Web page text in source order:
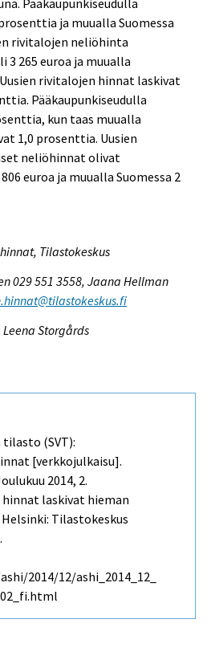
Pääkaupunkiseudulla
ja muualla Suomessa
rivitalojen neliöhinta
3 265 euroa ja muualla
Uusien rivitalojen hinnat laskivat
Pääkaupunkiseudulla
kun taas muualla
1,0 prosenttia. Uusien
neliöhinnat olivat
euroa ja muualla Suomessa 2
Tilastokeskus
029 551 3558, Jaana Hellman
Storgårds
(SVT):
[verkkojulkaisu].
2014, 2.
laskivat hieman
Tilastokeskus
2014/12/ashi_2014_12_